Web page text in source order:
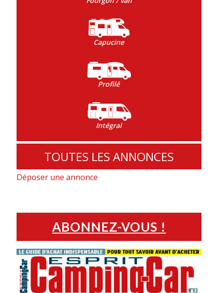
Capucine
Profilé
Intégral
TOUTES LES ANNONCES
Déposer une annonce
ABONNEZ-VOUS !